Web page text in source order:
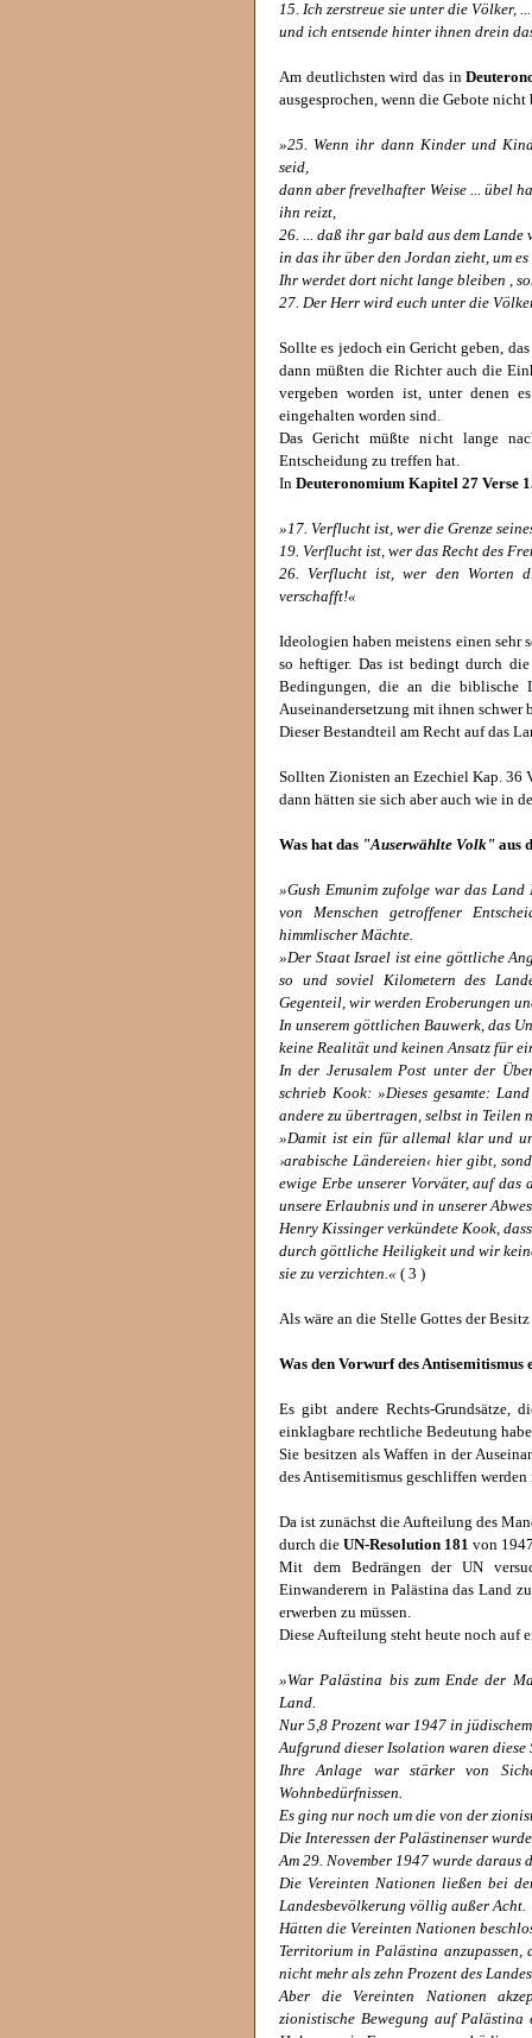
15. Ich zerstreue sie unter die Völker,
und ich entsende hinter ihnen drein
Am deutlichsten wird das in
ausgesprochen, wenn die Gebote nicht
»25. Wenn ihr dann Kinder und
seid,
dann aber frevelhafter Weise ... übel
ihn reizt,
26. ... daß ihr gar bald aus dem Lande
in das ihr über den Jordan zieht, um es
Ihr werdet dort nicht lange bleiben ,
27. Der Herr wird euch unter die
Sollte es jedoch ein Gericht geben,
dann müßten die Richter auch die
vergeben worden ist, unter denen
eingehalten worden sind.
Das Gericht müßte nicht lange
Entscheidung zu treffen hat.
In Deuteronomium Kapitel 27 Verse
»17. Verflucht ist, wer die Grenze
19. Verflucht ist, wer das Recht des
26. Verflucht ist, wer den Worten
verschafft!«
Ideologien haben meistens einen sehr
so heftiger. Das ist bedingt durch die
Bedingungen, die an die biblische
Auseinandersetzung mit ihnen schwer
Dieser Bestandteil am Recht auf das
Sollten Zionisten an Ezechiel Kap. 36
dann hätten sie sich aber auch wie in
Was hat das "Auserwählte Volk" aus
»Gush Emunim zufolge war das Land
von Menschen getroffener
himmlischer Mächte.
»Der Staat Israel ist eine göttliche
so und soviel Kilometern des
Gegenteil, wir werden Eroberungen
In unserem göttlichen Bauwerk, das
keine Realität und keinen Ansatz für
In der Jerusalem Post unter der
schrieb Kook: »Dieses gesamte:
andere zu übertragen, selbst in Teilen
»Damit ist ein für allemal klar und
›arabische Ländereien‹ hier gibt,
ewige Erbe unserer Vorväter, auf das
unsere Erlaubnis und in unserer
Henry Kissinger verkündete Kook,
durch göttliche Heiligkeit und wir
sie zu verzichten.« ( 3 )
Als wäre an die Stelle Gottes der
Was den Vorwurf des Antisemitismus
Es gibt andere Rechts-Grundsätze,
einklagbare rechtliche Bedeutung
Sie besitzen als Waffen in der
des Antisemitismus geschliffen werden
Da ist zunächst die Aufteilung des
durch die UN-Resolution 181 von
Mit dem Bedrängen der UN
Einwanderern in Palästina das Land
erwerben zu müssen.
Diese Aufteilung steht heute noch auf
»War Palästina bis zum Ende der
Land.
Nur 5,8 Prozent war 1947 in
Aufgrund dieser Isolation waren
Ihre Anlage war stärker von
Wohnbedürfnissen.
Es ging nur noch um die von der
Die Interessen der Palästinenser
Am 29. November 1947 wurde daraus
Die Vereinten Nationen ließen bei
Landesbevölkerung völlig außer Acht.
Hätten die Vereinten Nationen
Territorium in Palästina anzupassen,
nicht mehr als zehn Prozent des
Aber die Vereinten Nationen
zionistische Bewegung auf